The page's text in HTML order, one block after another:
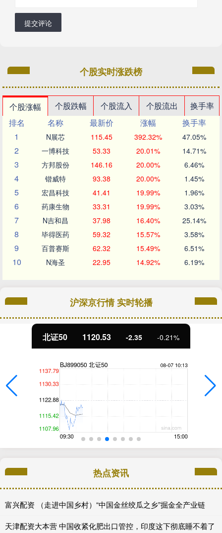
提交评论
个股实时涨跌榜
个股涨幅 个股跌幅 个股流入 个股流出
换手率
排名
名称 最新价 涨幅
换手率
1
N展芯 115.45 392.32% 47.05%
2 一博科技 53.33 20.01% 14.71%
3 方邦股份 146.16 20.00% 6.46%
4 锴威特 93.38 20.00% 1.45%
5 宏昌科技 41.41 19.99% 1.96%
6 药康生物 33.31 19.99% 3.03%
7 N吉和昌 37.98 16.40% 25.14%
8 毕得医药 59.32 15.57% 3.58%
9 百普赛斯 62.32 15.49% 6.51%
10 N海圣 22.95 14.92% 6.19%
沪深京行情 实时轮播
北证50 1120.53 -2.35 -0.21%
热点资讯
富兴配资 （走进中国乡村）“中国金丝绞瓜之乡”掘金全产业链
天津配资大本营 中国收紧化肥出口管控，印度这下彻底睡不着了